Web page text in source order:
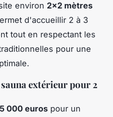
environ 2x2 mètres
d'accueillir 2 à 3
tout en respectant les
pour une
extérieur pour 2
000 euros pour un